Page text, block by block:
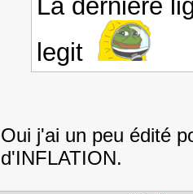
La dernière
legit
Oui j'ai un peu édité
d'INFLATION.